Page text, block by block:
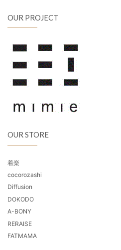
OUR PROJECT
OUR STORE
着楽
cocorozashi
Diffusion
DOKODO
A-BONY
RERAISE
FATMAMA